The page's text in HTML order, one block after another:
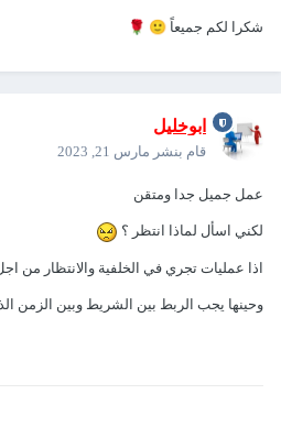
شكرا لكم جميعاً 🙂
🌹
ابوخليل
قام بنشر مارس 21, 2023
عمل جميل جدا ومتقن
لكني اسأل لماذا انتظر ؟
اذا عمليات تجري في الخلفية والانتظار من
وحينها يجب الربط بين الشريط وبين الزمن